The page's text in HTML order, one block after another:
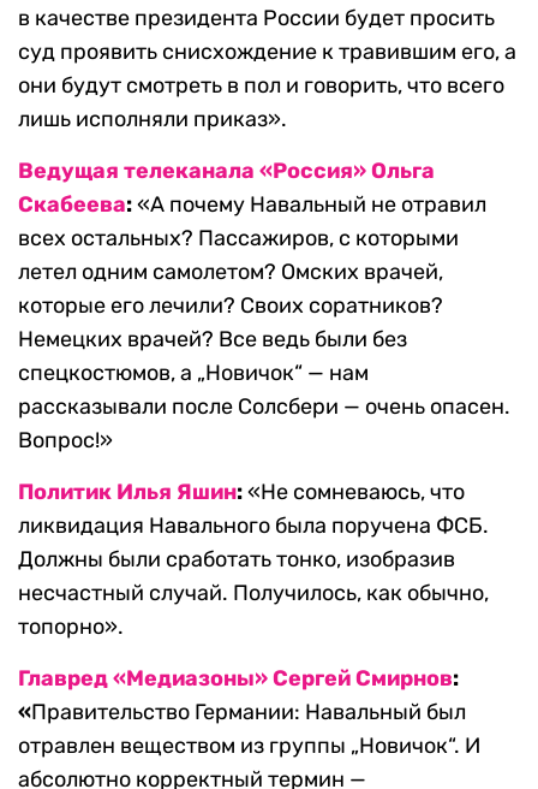
в качестве президента России будет просить
суд проявить снисхождение к травившим его, а
они будут смотреть в пол и говорить, что всего
лишь исполняли приказ».
Ведущая телеканала «Россия» Ольга
Скабеева:«А почему Навальный не отравил
всех остальных? Пассажиров, с которыми
летел одним самолетом? Омских врачей,
которые его лечили? Своих соратников?
Немецких врачей? Все ведь были без
спецкостюмов, а „Новичок“ — нам
рассказывали после Солсбери — очень опасен.
Вопрос!»
Политик Илья Яшин:«Не сомневаюсь, что
ликвидация Навального была поручена ФСБ.
Должны были сработать тонко, изобразив
несчастный случай. Получилось, как обычно,
топорно».
Главред«Медиазоны»Сергей Смирнов:
«Правительство Германии: Навальный был
отравлен веществом из группы „Новичок“. И
абсолютно корректный термин —